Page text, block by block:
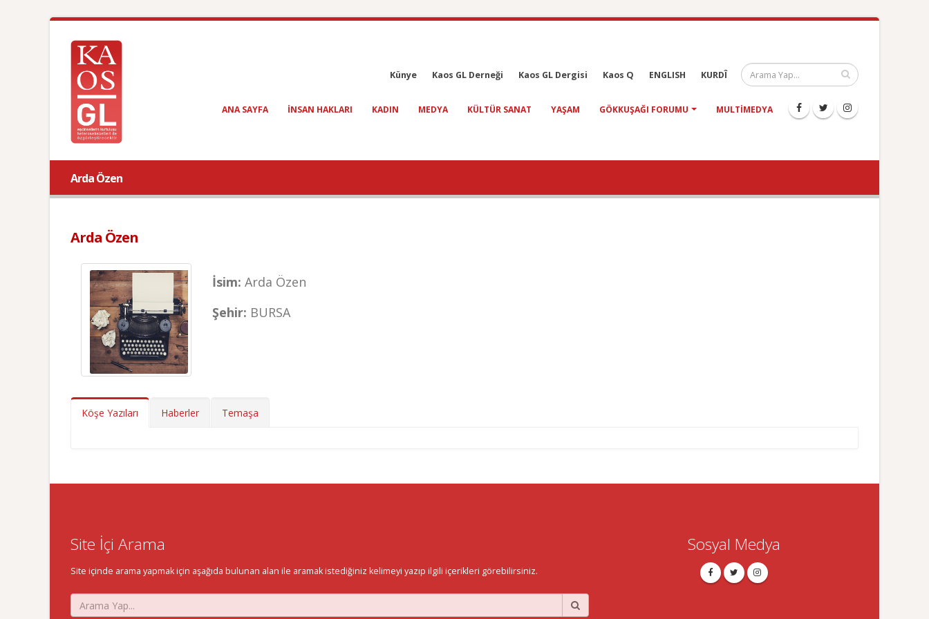
Künye Kaos GL Derneği Kaos GL Dergisi Kaos Q ENGLISH KURDÎ
ANA SAYFA INSAN HAKLARI KADIN MEDYA KÜLTÜR SANAT YAŞAM GÖKKUŞAĞI FORUMU MULTIMEDYA
Arda Özen
Arda Özen
İsim: Arda Özen
Şehir: BURSA
Köşe Yazıları Haberler Temaşa
Site İçi Arama
Site içinde arama yapmak için aşağıda bulunan alan ile aramak istediğiniz kelimeyi yazıp ilgili içerikleri görebilirsiniz.
Sosyal Medya